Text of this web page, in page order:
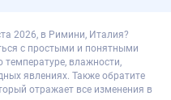
2026, в Римини, Италия?
с простыми и понятными
влажности,
явлениях. Также обратите
отражает все изменения в